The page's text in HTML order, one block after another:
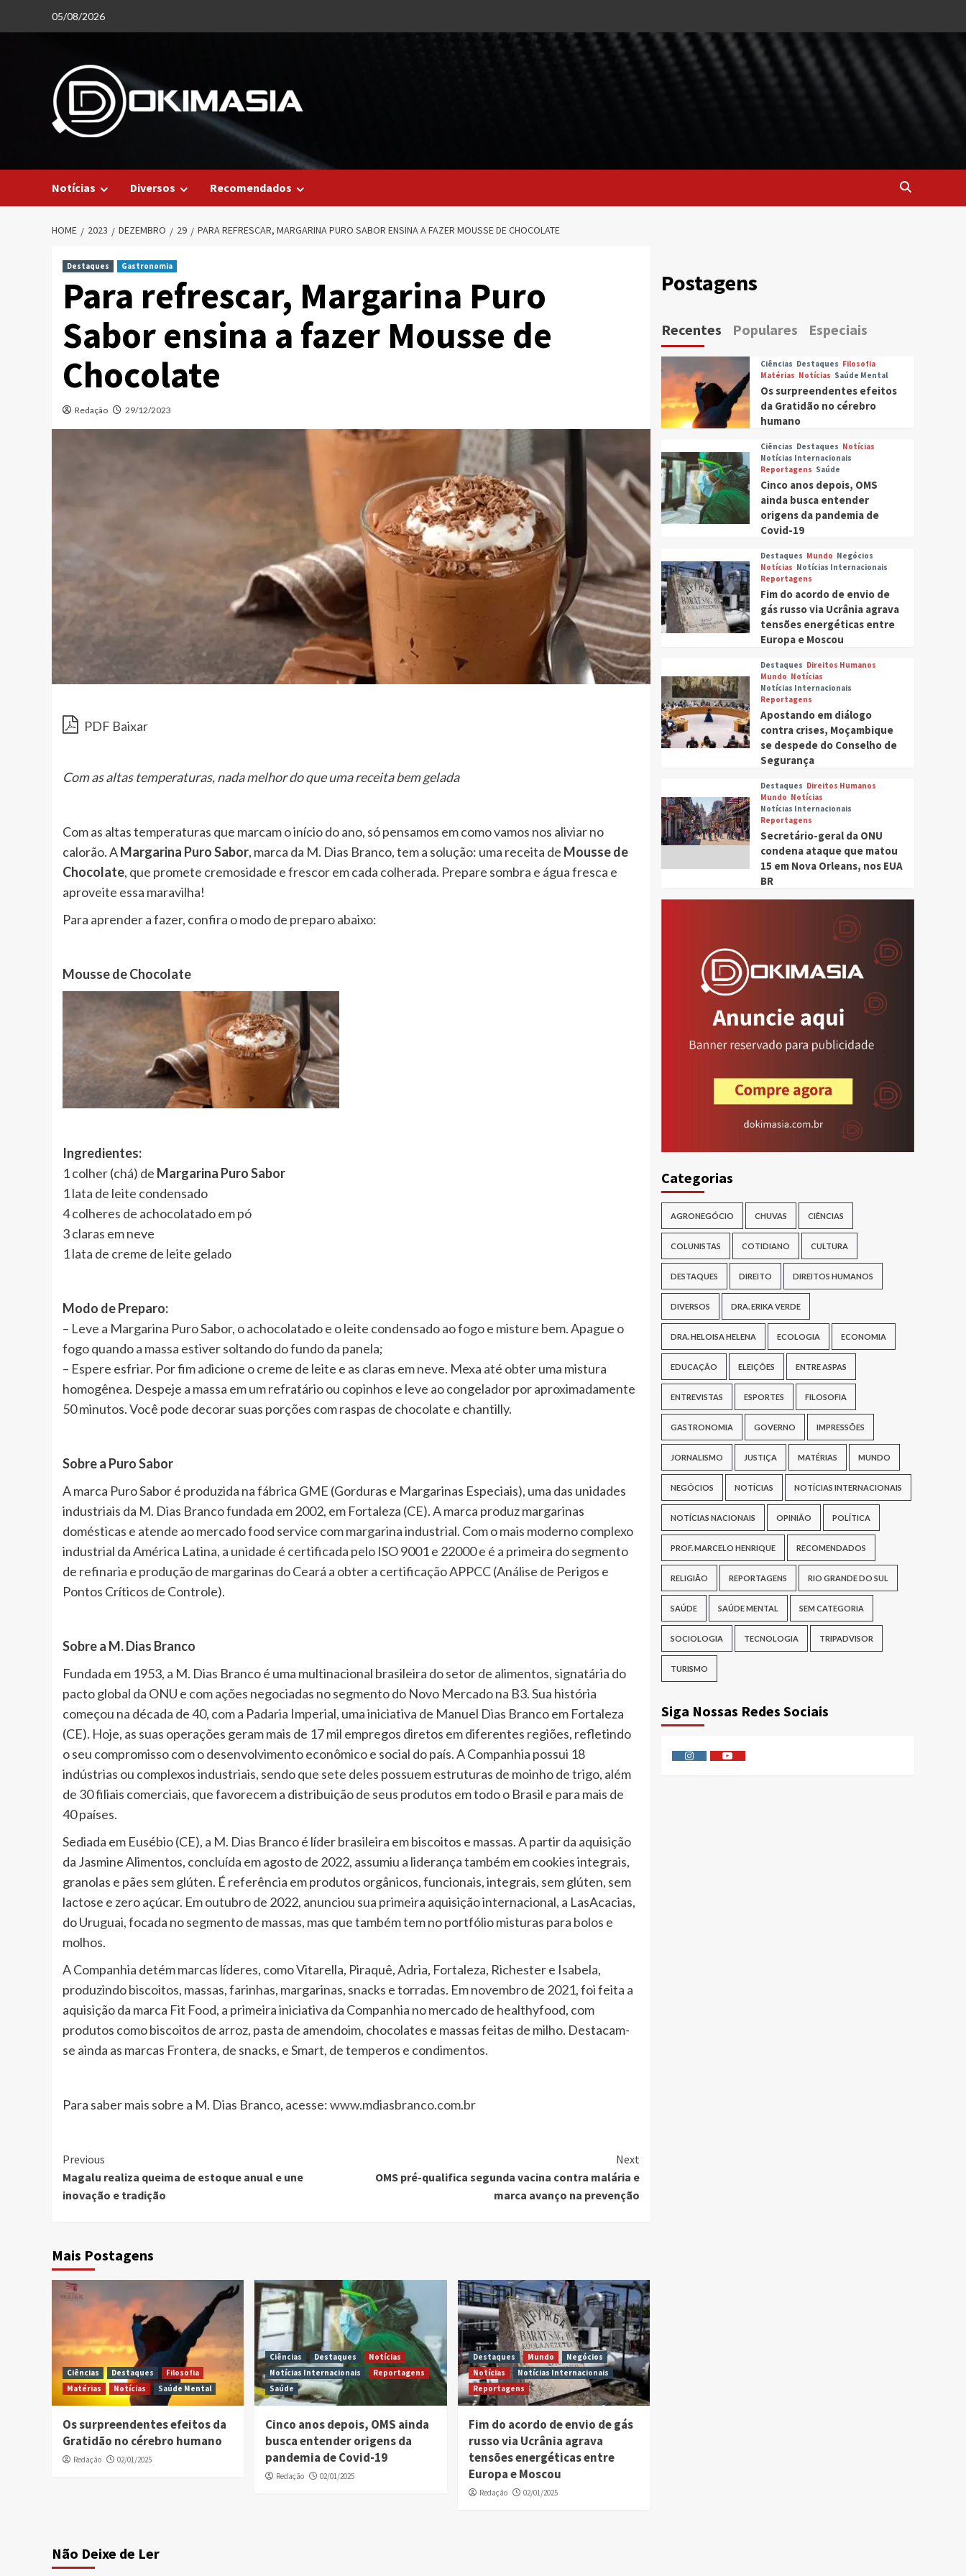
05/08/2026
Notícias Diversos Recomendados
HOME 2023 DEZEMBRO 29 PARA REFRESCAR, MARGARINA PURO SABOR ENSINA A FAZER MOUSSE DE CHOCOLATE
Destaques Gastronomia
Para refrescar, Margarina Puro
Sabor ensina a fazer Mousse de
Chocolate
Redação 29/12/2023
PDF Baixar
Com as altas temperaturas, nada melhor do que uma receita bem gelada
Com as altas temperaturas que marcam o início do ano, só pensamos em como vamos nos aliviar no
calorão. AMargarina Puro Sabor, marca da M. Dias Branco, tem a solução: uma receita de Mousse de
Chocolate, que promete cremosidade e frescor em cada colherada. Prepare sombra e água fresca e
aproveite essa maravilha!
Para aprender a fazer, confira o modo de preparo abaixo:
Mousse de Chocolate
Ingredientes:
1 colher (chá) de Margarina Puro Sabor
1 lata de leite condensado
4 colheres de achocolatado em pó
3 claras em neve
1 lata de creme de leite gelado
Modo de Preparo:
– Leve a Margarina Puro Sabor, o achocolatado e o leite condensado ao fogo e misture bem. Apague o
fogo quando a massa estiver soltando do fundo da panela;
– Espere esfriar. Por fim adicione o creme de leite e as claras em neve. Mexa até obter uma mistura
homogênea. Despeje a massa em um refratário ou copinhos e leve ao congelador por aproximadamente
50 minutos. Você pode decorar suas porções com raspas de chocolate e chantilly.
Sobre a Puro Sabor
A marca Puro Sabor é produzida na fábrica GME (Gorduras e Margarinas Especiais), uma das unidades
industriais da M. Dias Branco fundada em 2002, em Fortaleza (CE). A marca produz margarinas
domésticas e atende ao mercado food service com margarina industrial. Com o mais moderno complexo
industrial da América Latina, a unidade é certificada pelo ISO 9001 e 22000 e é a primeira do segmento
de refinaria e produção de margarinas do Ceará a obter a certificação APPCC (Análise de Perigos e
Pontos Críticos de Controle).
Sobre a M. Dias Branco
Fundada em 1953, a M. Dias Branco é uma multinacional brasileira do setor de alimentos, signatária do
pacto global da ONU e com ações negociadas no segmento do Novo Mercado na B3. Sua história
começou na década de 40, com a Padaria Imperial, uma iniciativa de Manuel Dias Branco em Fortaleza
(CE). Hoje, as suas operações geram mais de 17 mil empregos diretos em diferentes regiões, refletindo
o seu compromisso com o desenvolvimento econômico e social do país. A Companhia possui 18
indústrias ou complexos industriais, sendo que sete deles possuem estruturas de moinho de trigo, além
de 30 filiais comerciais, que favorecem a distribuição de seus produtos em todo o Brasil e para mais de
40 países.
Sediada em Eusébio (CE), a M. Dias Branco é líder brasileira em biscoitos e massas. A partir da aquisição
da Jasmine Alimentos, concluída em agosto de 2022, assumiu a liderança também em cookies integrais,
granolas e pães sem glúten. É referência em produtos orgânicos, funcionais, integrais, sem glúten, sem
lactose e zero açúcar. Em outubro de 2022, anunciou sua primeira aquisição internacional, a LasAcacias,
do Uruguai, focada no segmento de massas, mas que também tem no portfólio misturas para bolos e
molhos.
A Companhia detém marcas líderes, como Vitarella, Piraquê, Adria, Fortaleza, Richester e Isabela,
produzindo biscoitos, massas, farinhas, margarinas, snacks e torradas. Em novembro de 2021, foi feita a
aquisição da marca Fit Food, a primeira iniciativa da Companhia no mercado de healthyfood, com
produtos como biscoitos de arroz, pasta de amendoim, chocolates e massas feitas de milho. Destacam-
se ainda as marcas Frontera, de snacks, e Smart, de temperos e condimentos.
Para saber mais sobre a M. Dias Branco, acesse:www.mdiasbranco.com.br
Continue
Reading
Previous
Magalu realiza queima de estoque anual e une
inovação e tradição
Next
OMS pré-qualifica segunda vacina contra malária e
marca avanço na prevenção
Mais Postagens
Ciências Destaques
Filosofia
Matérias
Notícias Saúde Mental
Os surpreendentes efeitos da
Gratidão no cérebro humano
Redação 02/01/2025
Ciências Destaques
Notícias
Notícias Internacionais
Reportagens
Saúde
Cinco anos depois, OMS ainda
busca entender origens da
pandemia de Covid-19
Redação 02/01/2025
Destaques Mundo
Negócios
Notícias
Notícias Internacionais
Reportagens
Fim do acordo de envio de gás
russo via Ucrânia agrava
tensões energéticas entre
Europa e Moscou
Redação 02/01/2025
Postagens
Recentes Populares Especiais
Ciências Destaques Filosofia
Matérias Notícias Saúde Mental
Os surpreendentes efeitos
da Gratidão no cérebro
humano
Ciências Destaques Notícias
Notícias Internacionais
Reportagens Saúde
Cinco anos depois, OMS
ainda busca entender
origens da pandemia de
Covid-19
Destaques Mundo Negócios
Notícias Notícias Internacionais
Reportagens
Fim do acordo de envio de
gás russo via Ucrânia agrava
tensões energéticas entre
Europa e Moscou
Destaques Direitos Humanos
Mundo Notícias
Notícias Internacionais
Reportagens
Apostando em diálogo
contra crises, Moçambique
se despede do Conselho de
Segurança
Destaques Direitos Humanos
Mundo Notícias
Notícias Internacionais
Reportagens
Secretário-geral da ONU
condena ataque que matou
15 em Nova Orleans, nos EUA
BR
Categorias
AGRONEGÓCIO CHUVAS CIÊNCIAS
COLUNISTAS COTIDIANO CULTURA
DESTAQUES DIREITO DIREITOS HUMANOS
DIVERSOS DRA. ERIKA VERDE
DRA. HELOISA HELENA ECOLOGIA ECONOMIA
EDUCAÇÃO ELEIÇÕES ENTRE ASPAS
ENTREVISTAS ESPORTES FILOSOFIA
GASTRONOMIA GOVERNO IMPRESSÕES
JORNALISMO JUSTIÇA MATÉRIAS MUNDO
NEGÓCIOS NOTÍCIAS NOTÍCIAS INTERNACIONAIS
NOTÍCIAS NACIONAIS OPINIÃO POLÍTICA
PROF. MARCELO HENRIQUE RECOMENDADOS
RELIGIÃO REPORTAGENS RIO GRANDE DO SUL
SAÚDE SAÚDE MENTAL SEM CATEGORIA
SOCIOLOGIA TECNOLOGIA TRIPADVISOR
TURISMO
Siga Nossas Redes Sociais
InstagramYoutube
Não Deixe de Ler